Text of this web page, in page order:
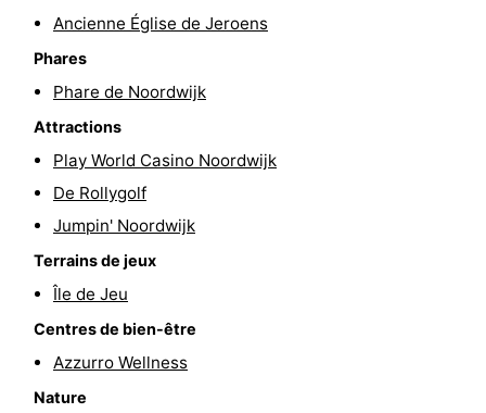
intérieures
Experiences
Centres
bien-
Villages
Nature
Piscines
Faire
Randonnée
Ancienne Église de Jeroens
Phares
Phare de Noordwijk
Attractions
Play World Casino Noordwijk
De Rollygolf
Jumpin' Noordwijk
Terrains de jeux
Île de Jeu
Centres de bien-être
Azzurro Wellness
Nature